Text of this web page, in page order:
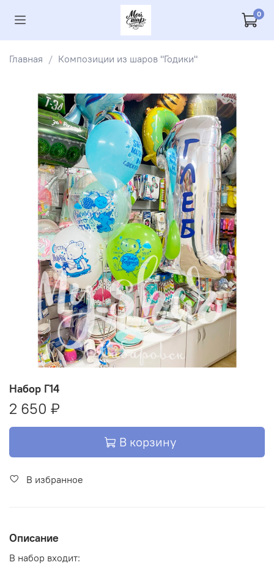
0
Главная Композиции из шаров "Годики"
Набор Г14
2 650 ₽
В корзину
В избранное
Описание
В набор входит: